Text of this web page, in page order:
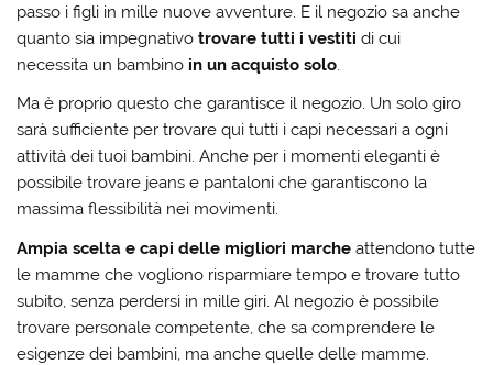
passo i figli in mille nuove avventure. E il negozio sa anche
quanto sia impegnativotrovare tutti i vestiti di cui
necessita un bambino in un acquisto solo.
Ma è proprio questo che garantisce il negozio. Un solo giro
sarà sufficiente per trovare qui tutti i capi necessari a ogni
attività dei tuoi bambini. Anche per i momenti eleganti è
possibile trovare jeans e pantaloni che garantiscono la
massima flessibilità nei movimenti.
Ampia scelta e capi delle migliori marche attendono tutte
le mamme che vogliono risparmiare tempo e trovare tutto
subito, senza perdersi in mille giri. Al negozio è possibile
trovare personale competente, che sa comprendere le
esigenze dei bambini, ma anche quelle delle mamme.